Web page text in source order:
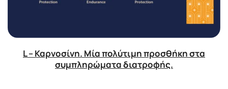
L – Καρνοσίνη. Μία πολύτιμη προσθήκη στα
συμπληρώματα διατροφής.